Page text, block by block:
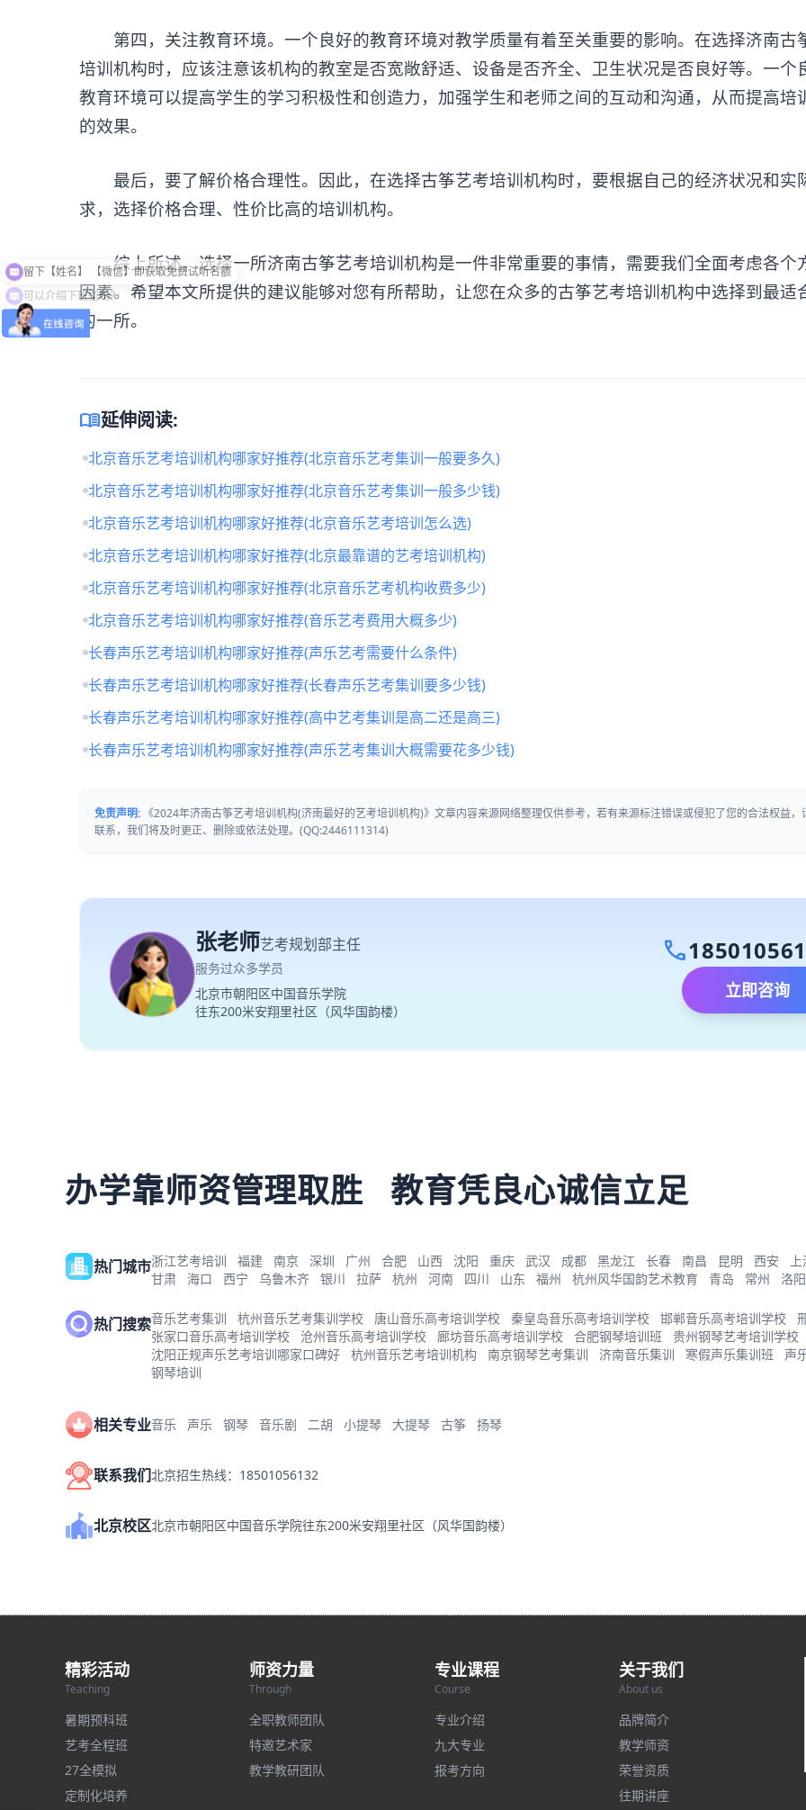
第四，关注教育环境。一个良好的教育环境对教学质量有着至关重要的影响。在选择济南古
培训机构时，应该注意该机构的教室是否宽敞舒适、设备是否齐全、卫生状况是否良好等。一个
教育环境可以提高学生的学习积极性和创造力，加强学生和老师之间的互动和沟通，从而提高培
的效果。
最后，要了解价格合理性。因此，在选择古筝艺考培训机构时，要根据自己的经济状况和实
求，选择价格合理、性价比高的培训机构。
综上所述，选择一所济南古筝艺考培训机构是一件非常重要的事情，需要我们全面考虑各个
因素。希望本文所提供的建议能够对您有所帮助，让您在众多的古筝艺考培训机构中选择到最适
的一所。
menu_book延伸阅读:
北京音乐艺考培训机构哪家好推荐(北京音乐艺考集训一般要多久)
北京音乐艺考培训机构哪家好推荐(北京音乐艺考集训一般多少钱)
北京音乐艺考培训机构哪家好推荐(北京音乐艺考培训怎么选)
北京音乐艺考培训机构哪家好推荐(北京最靠谱的艺考培训机构)
北京音乐艺考培训机构哪家好推荐(北京音乐艺考机构收费多少)
北京音乐艺考培训机构哪家好推荐(音乐艺考费用大概多少)
长春声乐艺考培训机构哪家好推荐(声乐艺考需要什么条件)
长春声乐艺考培训机构哪家好推荐(长春声乐艺考集训要多少钱)
长春声乐艺考培训机构哪家好推荐(高中艺考集训是高二还是高三)
长春声乐艺考培训机构哪家好推荐(声乐艺考集训大概需要花多少钱)
免责声明: 《2024年济南古筝艺考培训机构(济南最好的艺考培训机构)》文章内容来源网络整理仅供参考，若有来源标注错误或侵犯了您的合法权益，
联系，我们将及时更正、删除或依法处理。(QQ:2446111314)
张老师艺考规划部主任
服务过众多学员
北京市朝阳区中国音乐学院
往东200米安翔里社区（风华国韵楼）
call
立即咨询
办学靠师资管理取胜 教育凭良心诚信立足
热门城市浙江艺考培训 福建 南京 深圳 广州 合肥 山西 沈阳 重庆 武汉 成都 黑龙江 长春 南昌 昆明 西安
甘肃
海口 西宁 乌鲁木齐 银川 拉萨 杭州 河南 四川 山东 福州 杭州风华国韵艺术教育 青岛 常州 洛阳
热门搜索音乐艺考集训 杭州音乐艺考集训学校 唐山音乐高考培训学校 秦皇岛音乐高考培训学校 邯郸音乐高考培训学校
张家口音乐高考培训学校
沧州音乐高考培训学校 廊坊音乐高考培训学校 合肥钢琴培训班 贵州钢琴艺考培训学校
沈阳正规声乐艺考培训哪家口碑好
杭州音乐艺考培训机构 南京钢琴艺考集训 济南音乐集训 寒假声乐集训班 声
钢琴培训
相关专业音乐 声乐 钢琴 音乐剧 二胡 小提琴 大提琴 古筝 扬琴
联系我们北京招生热线：18501056132
北京校区北京市朝阳区中国音乐学院往东200米安翔里社区（风华国韵楼）
精彩活动
Teaching
暑期预科班
艺考全程班
27全模拟
定制化培养
师资力量
Through
全职教师团队
特邀艺术家
教学教研团队
专业课程
Course
专业介绍
九大专业
报考方向
关于我们
About us
品牌简介
教学师资
荣誉资质
往期讲座
可以介绍下班型吗？